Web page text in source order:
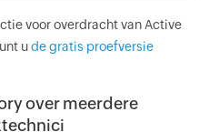
voor overdracht van Active
ude gratis proefversie
over meerdere